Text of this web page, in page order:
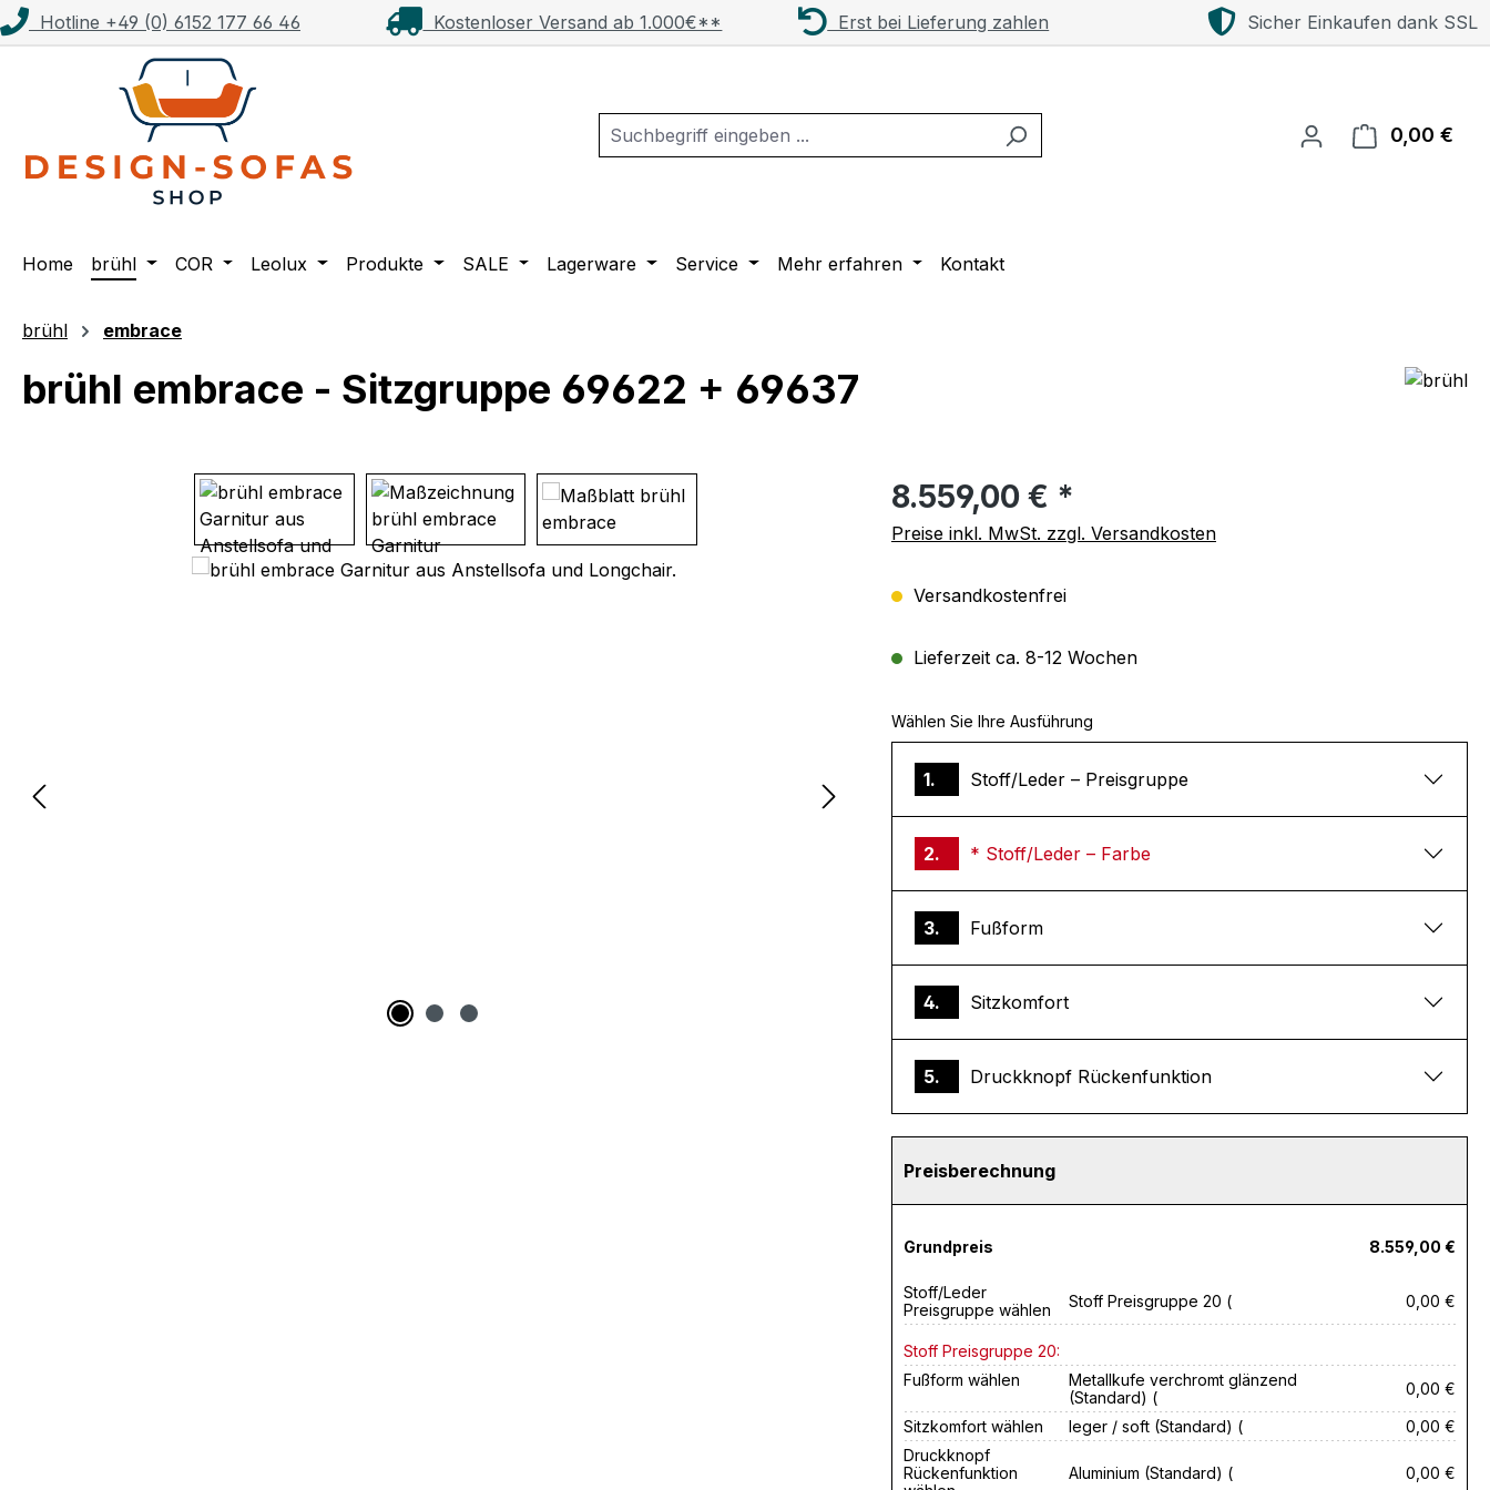
Hauptinhalt springen
Zur Suche springen
Zur Hauptnavigation springen
Hotline +49 (0) 6152 177 66 46 Kostenloser Versand ab 1.000€** Erst bei Lieferung zahlen Sicher Einkaufen dank SSL
0,00 €
Home brühl COR Leolux Produkte SALE Lagerware Service Mehr erfahren Kontakt
brühl embrace
brühl embrace - Sitzgruppe 69622 + 69637
Bildergalerie überspringen Regulärer Preis:
8.559,00 € *
Preise inkl. MwSt. zzgl. Versandkosten
Versandkostenfrei
Lieferzeit ca. 8-12 Wochen
Wählen Sie Ihre Ausführung
1. Stoff/Leder – Preisgruppe
2. * Stoff/Leder – Farbe
3. Fußform
4. Sitzkomfort
5. Druckknopf Rückenfunktion
Preisberechnung
Grundpreis 8.559,00 €
Stoff/Leder
Preisgruppe wählen
Stoff Preisgruppe 20 ( 0,00 €
Stoff Preisgruppe 20:
Fußform wählen
Metallkufe verchromt glänzend
(Standard) (
0,00 €
Sitzkomfort wählen
leger / soft (Standard) (
0,00 €
Druckknopf
Rückenfunktion
Aluminium (Standard) ( 0,00 €